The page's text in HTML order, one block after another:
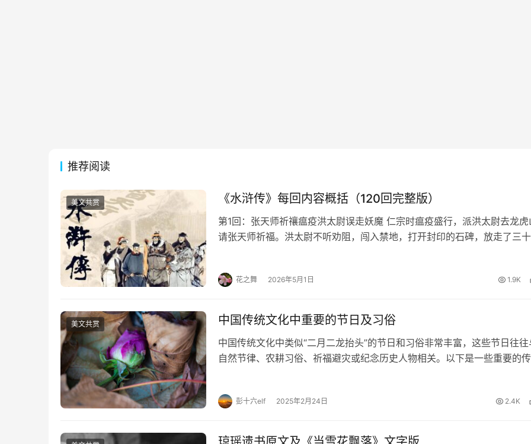
推荐阅读
美文共赏 《水浒传》每回内容概括（120回完整版）
第1回：张天师祈禳瘟疫洪太尉误走妖魔 仁宗时瘟疫盛行，派洪太尉去龙虎
请张天师祈福。洪太尉不听劝阻，闯入禁地，打开封印的石碑，放走了三
花之舞 2026年5月1日 1.9K
美文共赏 中国传统文化中重要的节日及习俗
中国传统文化中类似“二月二龙抬头”的节日和习俗非常丰富，这些节日往往
自然节律、农耕习俗、祈福避灾或纪念历史人物相关。以下是一些重要的
彭十六elf 2025年2月24日 2.4K